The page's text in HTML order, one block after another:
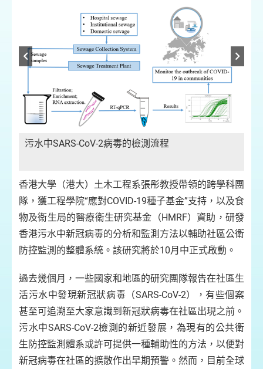
污水中SARS-CoV-2病毒的檢測流程
香港大學（港大）土木工程系張彤教授帶領的跨學科團
隊，獲工程學院“應對COVID-19種子基金”支持，以及食
物及衞生局的醫療衞生研究基金（HMRF）資助，研發
香港污水中新冠病毒的分析和監測方法以輔助社區公衛
防控監測的整體系統。該研究將於10月中正式啟動。
過去幾個月，一些國家和地區的研究團隊報告在社區生
活污水中發現新冠狀病毒（SARS-CoV-2），有些個案
甚至可追溯至大家意識到新冠狀病毒在社區出現之前。
污水中SARS-CoV-2檢測的新近發展，為現有的公共衛
生防控監測體系或許可提供一種輔助性的方法，以便對
新冠病毒在社區的擴散作出早期預警。然而，目前全球